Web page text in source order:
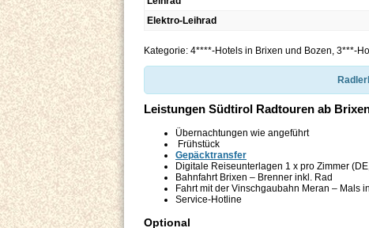
Elektro-Leihrad
Kategorie: 4****-Hotels in Brixen und Bozen, 3***-
Leistungen Südtirol Radtouren ab
Übernachtungen wie angeführt
Frühstück
Gepäcktransfer
Digitale Reiseunterlagen 1 x pro Zimmer
Bahnfahrt Brixen – Brenner inkl. Rad
Fahrt mit der Vinschgaubahn Meran – Mals
Service-Hotline
Optional